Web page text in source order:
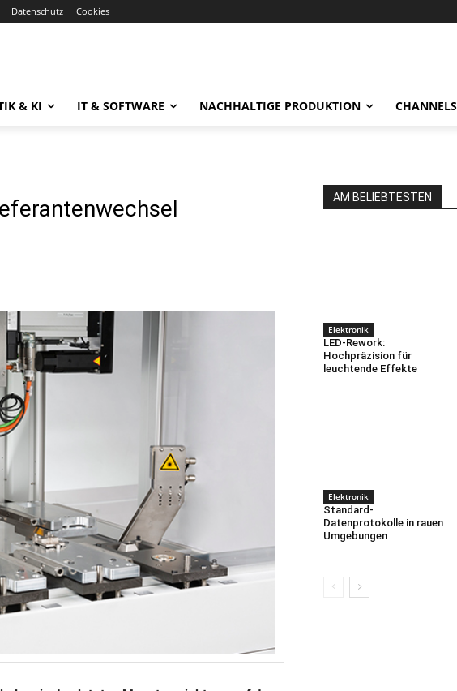
Datenschutz Cookies
& KI IT & SOFTWARE NACHHALTIGE PRODUKTION CHANNELS
AM BELIEBTESTEN
Elektronik
LED-Rework:
Hochpräzision für
leuchtende Effekte
Elektronik
Standard-
Datenprotokolle in rauen
Umgebungen